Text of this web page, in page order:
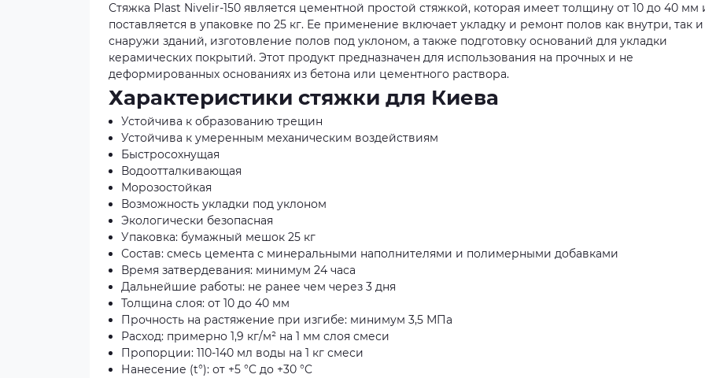
Стяжка Plast Nivelir-150 является цементной простой стяжкой, которая имеет толщину от 10 до 40 мм
поставляется в упаковке по 25 кг. Ее применение включает укладку и ремонт полов как внутри, так и
снаружи зданий, изготовление полов под уклоном, а также подготовку оснований для укладки
керамических покрытий. Этот продукт предназначен для использования на прочных и не
деформированных основаниях из бетона или цементного раствора.
Характеристики стяжки для Киева
Устойчива к образованию трещин
Устойчива к умеренным механическим воздействиям
Быстросохнущая
Водоотталкивающая
Морозостойкая
Возможность укладки под уклоном
Экологически безопасная
Упаковка: бумажный мешок 25 кг
Состав: смесь цемента с минеральными наполнителями и полимерными добавками
Время затвердевания: минимум 24 часа
Дальнейшие работы: не ранее чем через 3 дня
Толщина слоя: от 10 до 40 мм
Прочность на растяжение при изгибе: минимум 3,5 МПа
Расход: примерно 1,9 кг/м² на 1 мм слоя смеси
Пропорции: 110-140 мл воды на 1 кг смеси
Нанесение (t°): от +5 °C до +30 °C